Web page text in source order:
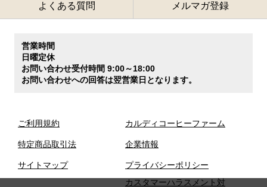
よくある質問 メルマガ登録
営業時間
日曜定休
お問い合わせ受付時間 9:00～18:00
お問い合わせへの回答は翌営業日となります。
ご利用規約
特定商品取引法
サイトマップ
カルディコーヒーファーム
企業情報
プライバシーポリシー
カスタマーハラスメント対